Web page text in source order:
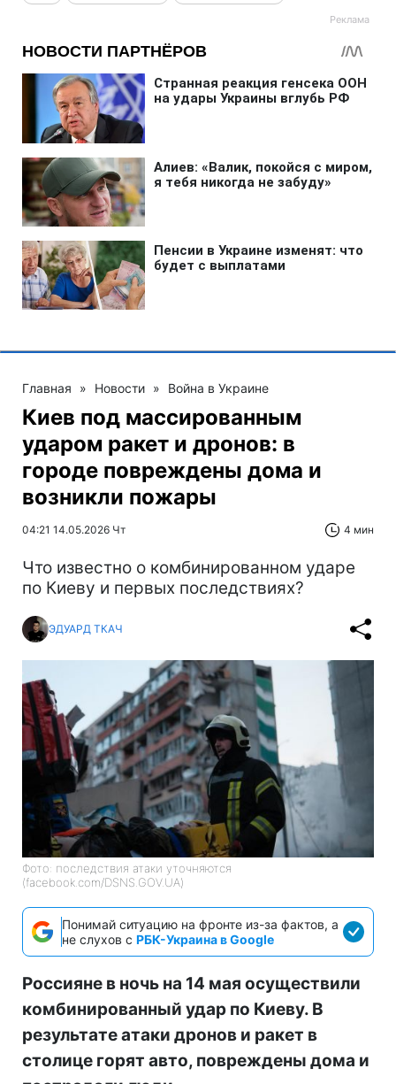
Главная » Новости » Война в Украине
Киев под массированным
ударом ракет и дронов: в
городе повреждены дома и
возникли пожары
04:21 14.05.2026 Чт 4 мин
Что известно о комбинированном ударе
по Киеву и первых последствиях?
ЭДУАРД ТКАЧ
Фото: последствия атаки уточняются
(facebook.com/DSNS.GOV.UA)
Понимай ситуацию на фронте из-за фактов, а
не слухов с РБК-Украина в Google
Россияне в ночь на 14 мая осуществили
комбинированный удар по Киеву. В
результате атаки дронов и ракет в
столице горят авто, повреждены дома и